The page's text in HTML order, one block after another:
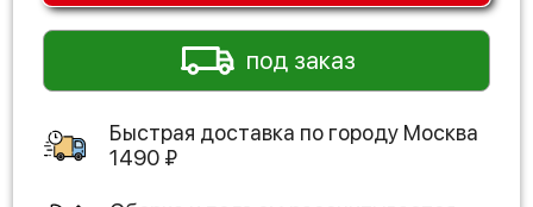
под заказ
Быстрая доставка по городу Москва
1490 ₽